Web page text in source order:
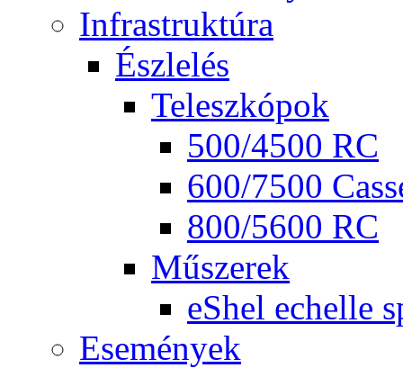
Inf­ra­struk­tú­ra
Ész­le­lés
Te­lesz­kó­pok
500/4500 RC
600/7500
800/5600 RC
Mű­sze­rek
eS­hel echel­le
Ese­mé­nyek